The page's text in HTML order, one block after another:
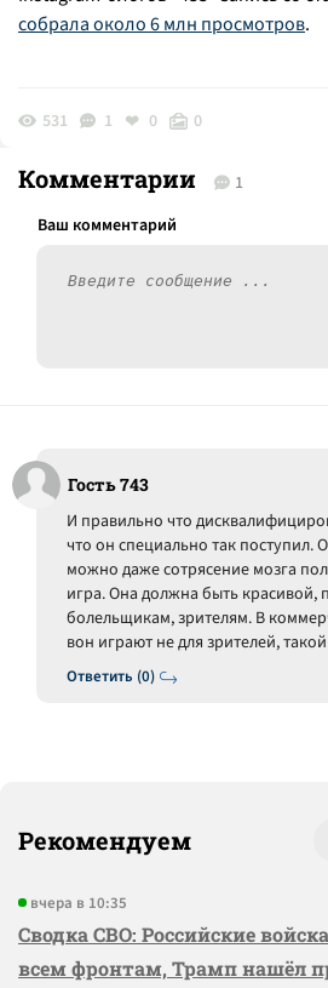
собрала около 6 млн просмотров.
531 1 0 0
Комментарии 1
Гость 743
Ответить (0)
И правильно что
что он специально так поступил.
можно даже сотрясение мозга
игра. Она должна быть красивой,
болельщикам, зрителям. В
вон играют не для зрителей,
Рекомендуем
вчера в 10:35
Сводка СВО: Российские
всем фронтам, Трамп нашёл